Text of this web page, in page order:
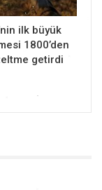
ilk büyük
1800’den
getirdi